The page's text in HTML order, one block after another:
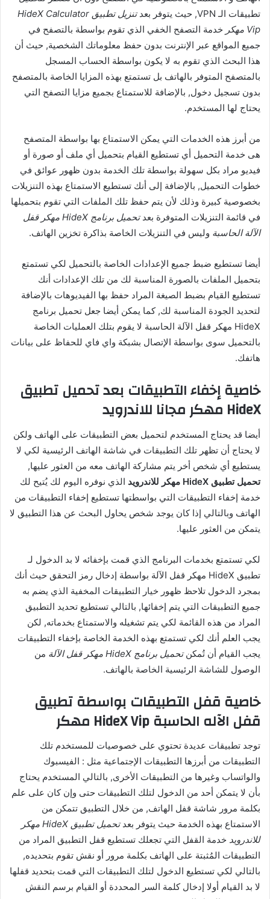
تطبيقات الـ VPN, حيث يتوفر بعد
تنزيل تطبيق HideX Calculator
Vip مهكر
خدمة التصفح الخفي الذي تقوم بواسطة بالتصفح في
جميع المواقع عبر الإنترنت بدون حفظ معلوماتك الشخصية, حيث أن
هذا البحث الذي تقوم به لا يكون بواسطة الحساب المسجل
بالمتصفح المتوفر بالهاتف بل تستمتع بهذه المزايا الخاصة بالمتصفح
بدون تسجيل دخول, بالإضافة للاستمتاع بجميع مزايا التصفح التي
يحتاج لها المستخدم.
من أبرز هذه الخدمات التي يمكن الاستمتاع بها بواسطة المتصفح
هى خدمة التحميل أي تستطيع القيام بتحميل أي ملف أو صورة أو
فيديو مراد بكل سهولة بواسطة تلك الخدمة بدون ظهور عوائق في
خطوات التحميل, بالإضافة إلى أنك تستطيع الاستمتاع بهذه التنزيلات
بخصوصية كبيرة وذلك لأن يتم حفظ تلك الملفات التي تقوم بتحميلها
في قائمة التنزيلات المتوفرة بعد
تحميل برنامج HideX مهكر قفل
الآلة الحاسبة وليس في التنزيلات الخاصة بذاكرة تخزين الهاتف.
أيضا تستطيع ضبط جميع الإعدادات الخاصة بالتحميل لكي تستمتع
بتحميل الملفات بالصورة المناسبة لك من تلك الإعدادات أنك
تستطيع القيام بضبط الصيغة المراد حفظ بها الفيديوهات بالإضافة
لتحديد الجودة المناسبة لك, كما يمكن أيضا جعل تحميل برنامج
HideX مهكر قفل الآلة الحاسبة لا يقوم بتلك العمليات الخاصة
بالتحميل سوى بواسطة الإتصال بشبكة واي فاي للحفاظ على بيانات
هاتفك.
خاصية إخفاء التطبيقات بعد تحميل تطبيق
HideX مهكر مجانا للاندرويد
أيضا قد يحتاج المستخدم لتحميل بعض التطبيقات على الهاتف ولكن
لا يحتاج أن تظهر تلك التطبيقات في شاشة الهاتف الرئيسية لكي لا
يستطيع أي شخص أخر يتم مشاركة الهاتف معه من العثور عليها,
تحميل تطبيق HideX مهكر للاندرويد
الذي نوفره اليوم لك يُتيح لك
خدمة إخفاء التطبيقات التي بواسطتها تستطيع إخفاء التطبيقات من
الهاتف وبالتالي إذا كان يوجد شخص يحاول البحث عن هذا التطبيق لا
يتمكن من العثور عليها.
لكي تستمتع بخدمات البرنامج الذي قمت بإخفائه لا بد الدخول لـ
تطبيق HideX مهكر قفل الآلة بواسطة إدخال رمز التحقق حيث أنك
بمجرد الدخول تلاحظ ظهور خيار التطبيقات المخفية الذي يضم به
جميع التطبيقات التي يتم إخفائها, بالتالي تستطيع تحديد التطبيق
المراد من هذه القائمة لكي يتم تشغيله والاستمتاع بخدماته, لكن
يجب العلم أنك لكي تستمتع بهذه الخدمة الخاصة بإخفاء التطبيقات
يجب القيام أن تُمكنتحميل برنامج HideX مهكر قفل الآلة
من
الوصول للشاشة الرئيسية الخاصة بالهاتف.
خاصية قفل التطبيقات بواسطة تطبيق
قفل الآله الحاسبة HideX Vip مهكر
توجد تطبيقات عديدة تحتوي على خصوصيات للمستخدم تلك
التطبيقات من أبرزها التطبيقات الإجتماعية مثل : الفيسبوك
والواتساب وغيرها من التطبيقات الأخرى, بالتالي المستخدم يحتاج
بأن لا يتمكن أحد من الدخول لتلك التطبيقات حتى وإن كان على علم
بكلمة مرور شاشة قفل الهاتف, من خلال التطبيق تتمكن من
الاستمتاع بهذه الخدمة حيث يتوفر بعد
تحميل تطبيق HideX مهكر
للاندرويد خدمة القفل التي تجعلك تستطيع قفل التطبيق المراد من
التطبيقات المُثبتة على الهاتف بكلمة مرور أو نقش تقوم بتحديده,
بالتالي لكي تستطيع الدخول لتلك التطبيقات التي قمت بتحديد قفلها
لا بد القيام أولا إدخال كلمة السر المحددة أو القيام برسم النقش